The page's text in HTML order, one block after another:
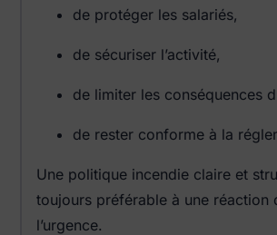
de protéger les salariés,
de sécuriser l’activité,
de limiter les conséquences
de rester conforme à la
Une politique incendie claire et
toujours préférable à une réaction
l’urgence.